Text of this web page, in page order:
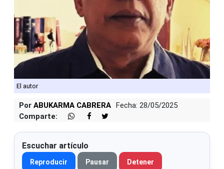
El autor
Por ABUKARMA CABRERA Fecha: 28/05/2025
Comparte:
Escuchar artículo
Reproducir Pausar Detener